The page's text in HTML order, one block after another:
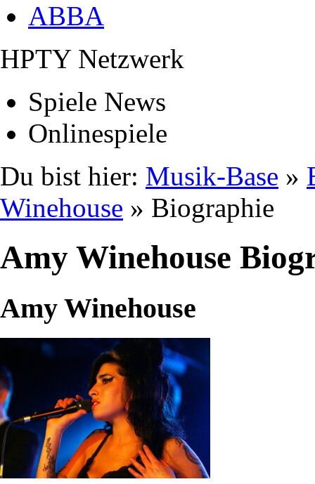
ABBA
HPTY Netzwerk
Spiele News
Onlinespiele
Du bist hier: Musik-Base »
Winehouse » Biographie
Amy Winehouse
Amy Winehouse